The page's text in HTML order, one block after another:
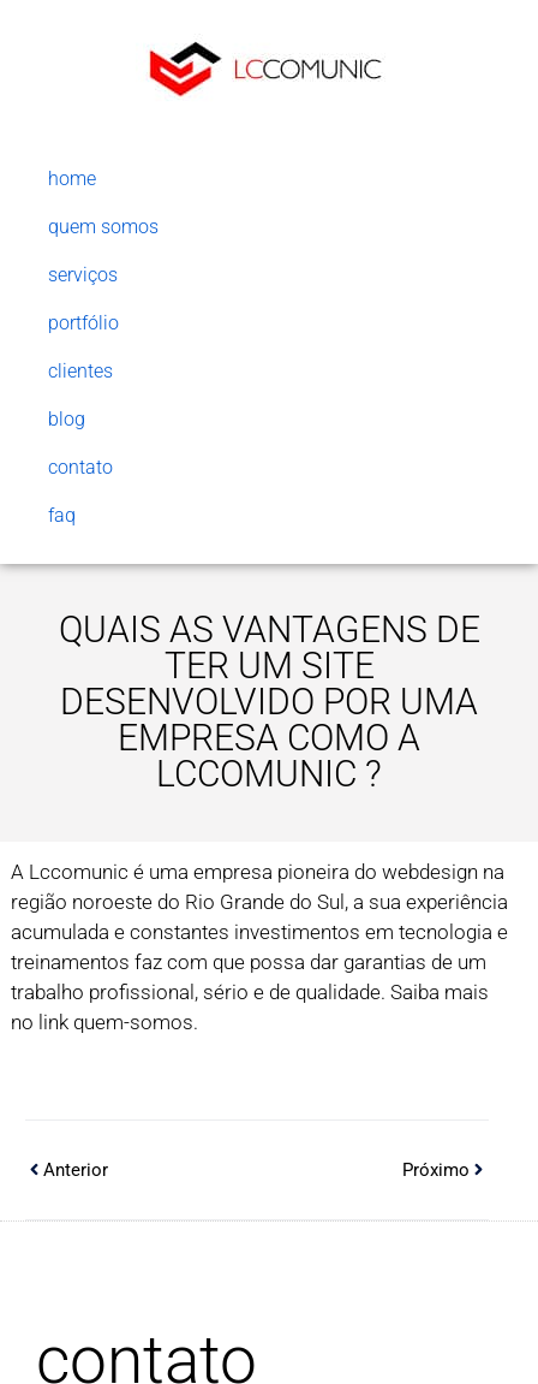
home
quem somos
serviços
portfólio
clientes
blog
contato
faq
QUAIS AS VANTAGENS DE
TER UM SITE
DESENVOLVIDO POR UMA
EMPRESA COMO A
LCCOMUNIC ?
A Lccomunic é uma empresa pioneira do webdesign na
região noroeste do Rio Grande do Sul, a sua experiência
acumulada e constantes investimentos em tecnologia e
treinamentos faz com que possa dar garantias de um
trabalho profissional, sério e de qualidade. Saiba mais
no link quem-somos.
Anterior Próximo
contato